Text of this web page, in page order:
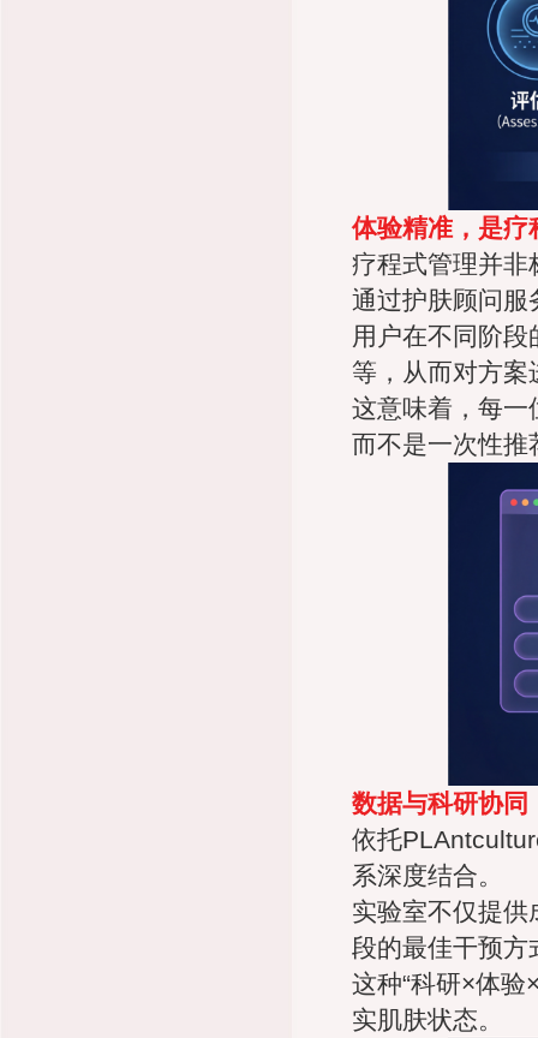
体验精准，是疗
疗程式管理并非
通过护肤顾问服
用户在不同阶
等，从而对方案
这意味着，每一
而不是一次性推
数据与科研协同
依托
系深度结合。
实验室不仅提
段的最佳干预方
这种“科研×体验
实肌肤状态。